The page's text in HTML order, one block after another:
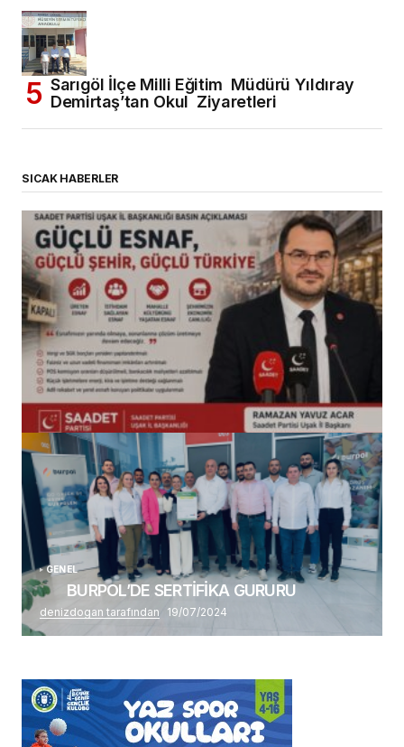
Sarıgöl İlçe Milli Eğitim Müdürü Yıldıray
Demirtaş’tan Okul Ziyaretleri
SICAK HABERLER
(başlıksız)
Alaattin Karahan tarafından 14/07/2026
GENEL
BURPOL’DE SERTİFİKA GURURU
denizdogan tarafından 19/07/2024